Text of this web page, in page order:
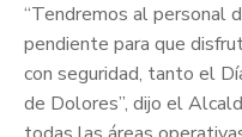
“Tendremos al personal
pendiente para que
con seguridad, tanto el
de Dolores”, dijo el